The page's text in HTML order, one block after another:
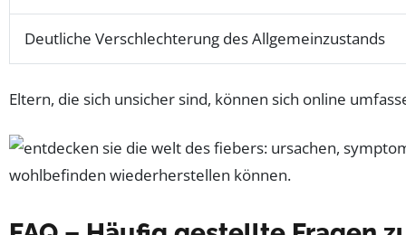
Deutliche Verschlechterung des Allgemeinzustands
Eltern, die sich unsicher sind, können sich online